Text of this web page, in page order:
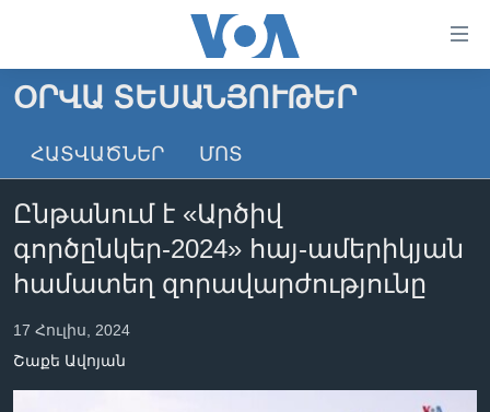
անցնել
հիմնական
անցնել
բովանդակությանը
հիմնական
բովանդակություն
ԳԼԽԱՎՈՐ ԷՋ
ԼՈՒՐԵՐ
ՏԵՍԱՆՅՈՒԹԵՐ
ՖԻԼՄԵՐ
IN ENGLISH
ՄԵՐ ՄԱՍԻՆ
«ԱՄԵՐԻԿԱՅԻ ՁԱՅՆ»-Ի ԿԱՆՈՆԱԴՐՈՒԹՅՈՒՆ
ՈՒԿՐԱԻՆԱԿԱՆ ՊԱՏԵՐԱԶՄ
ՕՐՎԱ ՏԵՍԱՆՅՈՒԹԵՐ
ՀԱՏՎԱԾՆԵՐ ՄՈՏ
Ընթանում է «Արծիվ
գործընկեր-2024» հայ-ամերիկյան
համատեղ զորավարժությունը
17 Հուլիս, 2024
Շաքե Ավոյան